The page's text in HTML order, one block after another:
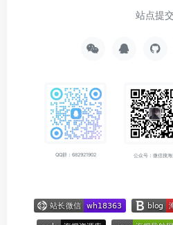
站点提交
QQ群：682921902 公众号：微信搜海